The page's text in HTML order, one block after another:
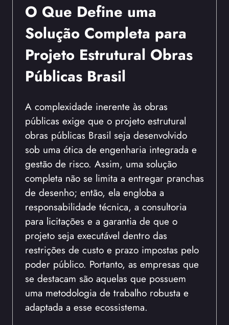
O Que Define uma
Solução Completa para
Projeto Estrutural Obras
Públicas Brasil
A complexidade inerente às obras
públicas exige que o projeto estrutural
obras públicas Brasil seja desenvolvido
sob uma ótica de engenharia integrada e
gestão de risco. Assim, uma solução
completa não se limita a entregar pranchas
de desenho; então, ela engloba a
responsabilidade técnica, a consultoria
para licitações e a garantia de que o
projeto seja executável dentro das
restrições de custo e prazo impostas pelo
poder público. Portanto, as empresas que
se destacam são aquelas que possuem
uma metodologia de trabalho robusta e
adaptada a esse ecossistema.